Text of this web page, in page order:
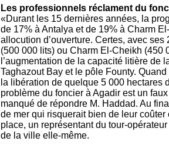
Les professionnels réclament du
«Durant les 15 dernières années, la
de 17% à Antalya et de 19% à Charm
allocution d’ouverture. Certes, avec
(500 000 lits) ou Charm El-Cheikh (450
l’augmentation de la capacité litière
Taghazout Bay et le pôle Founty.
la libération de quelque 5 000 hectares
problème du foncier à Agadir est un
manqué de répondre M. Haddad. Au
de mer qui risquerait bien de leur
place, un représentant du tour-
de la ville elle-même.